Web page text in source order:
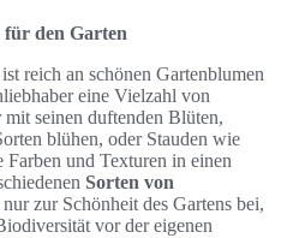
den Garten
reich an schönen Gartenblumen
eine Vielzahl von
seinen duftenden Blüten,
blühen, oder Stauden wie
und Texturen in einen
Sorten von
zur Schönheit des Gartens bei,
vor der eigenen